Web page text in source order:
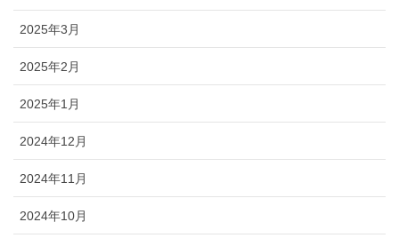
2025年3月
2025年2月
2025年1月
2024年12月
2024年11月
2024年10月